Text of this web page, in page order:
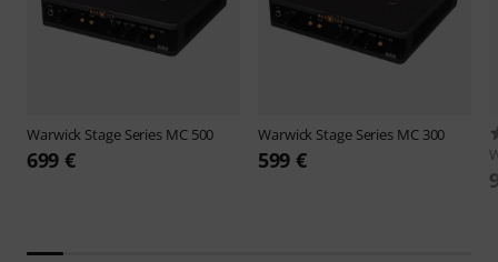
Warwick Stage Series MC 500
699 €
Warwick Stage Series MC 300
599 €